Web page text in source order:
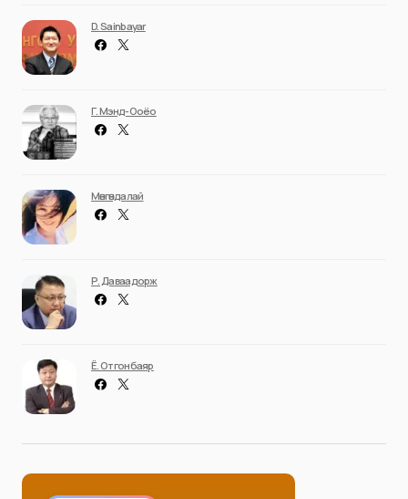
D. Sainbayar
Г. Мэнд-Ооёо
Мөнгөндалай
Р. Даваадорж
Ё. Отгонбаяр